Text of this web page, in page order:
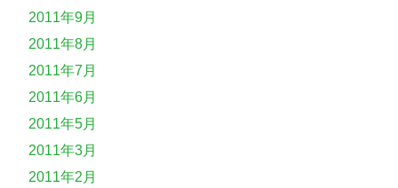
2011年9月
2011年8月
2011年7月
2011年6月
2011年5月
2011年3月
2011年2月